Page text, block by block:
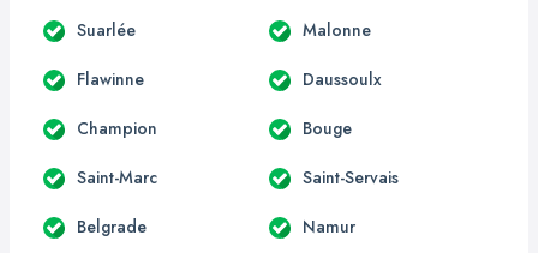
Suarlée Malonne
Flawinne Daussoulx
Champion Bouge
Saint-Marc Saint-Servais
Belgrade Namur